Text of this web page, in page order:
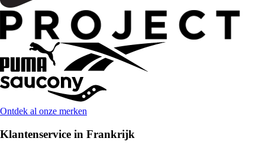
Ontdek al onze merken
Klantenservice in Frankrijk